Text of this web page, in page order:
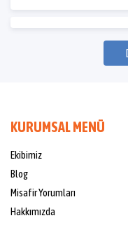
KURUMSAL MENÜ
Ekibimiz
Blog
Misafir Yorumları
Hakkımızda